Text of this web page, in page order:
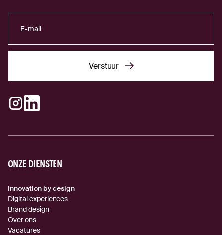
Verstuur
Instagram
LinkedIn
ONZE DIENSTEN
Innovation by design
Digital experiences
Brand design
Over ons
Vacatures